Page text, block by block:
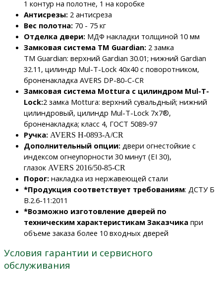
1 контур на полотне, 1 на коробке
Антисрезы: 2 антисреза
Вес полотна: 70 - 75 кг
Отделка двери: МДФ накладки толщиной 10 мм
Замковая система ТМ Guardian: 2 замка
ТМ Guardian: верхний Gardian 30.01; нижний Gardian
32.11, цилиндр Мul-T-Lock 40х40 с поворотником,
броненакладка AVERS DP-80-C-CR
Замковая система Mottura с цилиндром Mul-T-
Lock:2 замка Mottura: верхний сувальдный; нижний
цилиндровый, цилиндр Mul-T-Lock 7х7®,
броненакладка; класс 4, ГОСТ 5089-97
Ручка: AVERS H-0893-A/CR
Дополнительный опции: двери огнестойкие с
индексом огнеупорности 30 минут (ЕІ 30),
глазок AVERS 2016/50-85-CR
Порог: накладка из нержавеющей стали
*Продукция соответствует требованиям: ДCTУ Б
В.2.6-11:2011
*Возможно изготовление дверей по
техническим характеристикам Заказчика при
объеме заказа более 10 входных дверей
Условия гарантии и сервисного
обслуживания